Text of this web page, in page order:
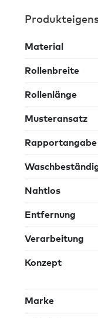
Material
Rollenbreite
Rollenlänge
Musteransatz
Rapportangabe
Nahtlos
Entfernung
Verarbeitung
Konzept
Marke